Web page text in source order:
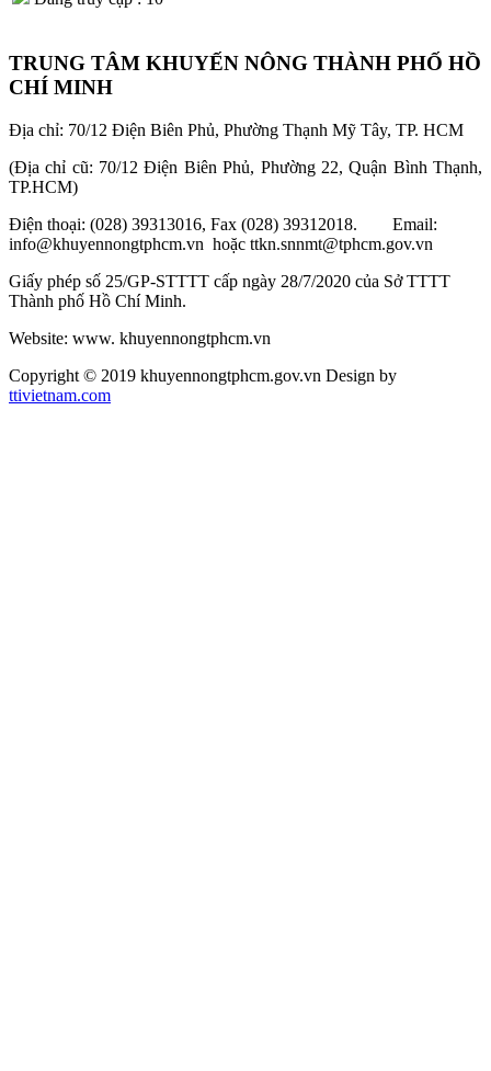
TRUNG TÂM KHUYẾN NÔNG THÀNH PHỐ HỒ
CHÍ MINH
Địa chỉ: 70/12 Điện Biên Phủ, Phường Thạnh Mỹ Tây, TP. HCM
(Địa chỉ cũ: 70/12 Điện Biên Phủ, Phường 22, Quận Bình Thạnh,
TP.HCM)
Điện thoại: (028) 39313016, Fax (028) 39312018. Email:
info@khuyennongtphcm.vn hoặc ttkn.snnmt@tphcm.gov.vn
Giấy phép số 25/GP-STTTT cấp ngày 28/7/2020 của Sở TTTT
Thành phố Hồ Chí Minh.
Website: www. khuyennongtphcm.vn
Copyright © 2019 khuyennongtphcm.gov.vn Design by
ttivietnam.com